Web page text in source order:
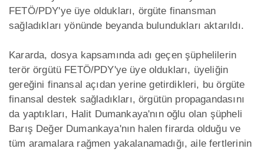
FETÖ/PDY'ye üye oldukları, örgüte finansman
sağladıkları yönünde beyanda bulundukları aktarıldı.
Kararda, dosya kapsamında adı geçen şüphelilerin
terör örgütü FETÖ/PDY'ye üye oldukları, üyeliğin
gereğini finansal açıdan yerine getirdikleri, bu örgüte
finansal destek sağladıkları, örgütün propagandasını
da yaptıkları, Halit Dumankaya'nın oğlu olan şüpheli
Barış Değer Dumankaya'nın halen firarda olduğu ve
tüm aramalara rağmen yakalanamadığı, aile fertlerinin